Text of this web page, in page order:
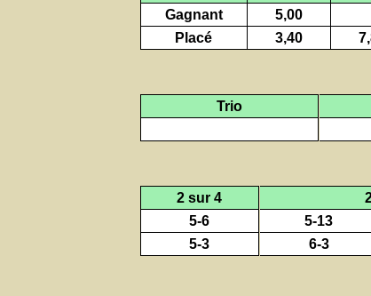
Gagnant
5,00
Placé
3,40
Trio
2 sur 4
5-6
5-13
5-3
6-3